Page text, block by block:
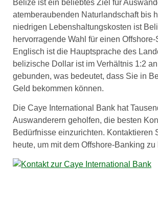
Belize ist ein beliebtes Ziel für
atemberaubenden Naturlandschaft bis
niedrigen Lebenshaltungskosten ist
hervorragende Wahl für einen Offshore-
Englisch ist die Hauptsprache des
belizische Dollar ist im Verhältnis 1:2
gebunden, was bedeutet, dass Sie in
Geld bekommen können.
Die Caye International Bank hat
Auswanderern geholfen, die besten
Bedürfnisse einzurichten. Kontaktieren
heute, um mit dem Offshore-Banking zu